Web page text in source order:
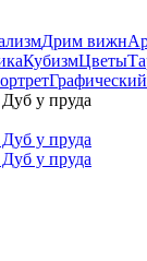
Дрим вижн
КубизмЦветы
у пруда